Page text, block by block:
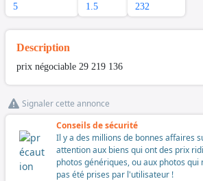
5 1.5 232
Description
prix négociable 29 219 136
Signaler cette annonce
Conseils de sécurité
Il y a des millions de bonnes affaires
attention aux biens qui ont des prix
photos génériques, ou aux photos
pas été prises par l'utilisateur !